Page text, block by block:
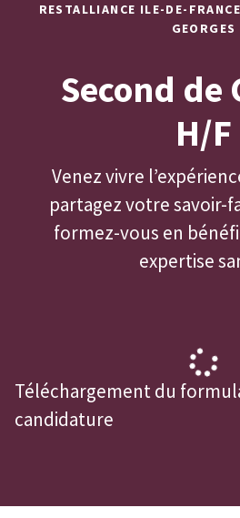
RESTALLIANCE ILE-DE-FRANCE
GEORGES
Second de
H/F
Venez vivre
partagez votre savoir-
formez-vous en
expertise
Téléchargement du
candidature